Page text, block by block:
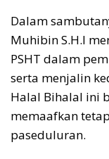
Dalam
Muhibin S.H.I
PSHT dalam
serta menjalin
Halal Bihalal ini
memaafkan
paseduluran.